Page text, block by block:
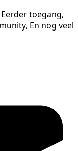
toegang,
En nog veel